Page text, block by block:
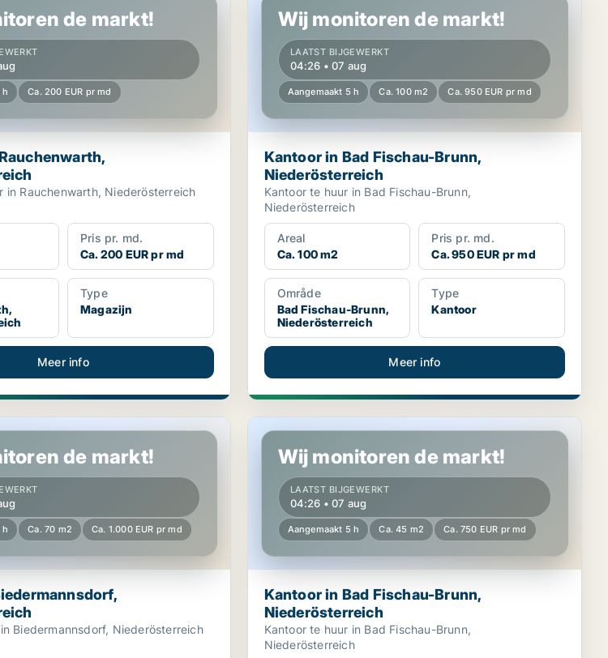
de markt!
h Ca. 200 EUR pr md
in Rauchenwarth, Niederösterreich
Pris pr. md.
Ca. 200 EUR pr md
Type
Magazijn
Meer info
Wij monitoren de markt!
LAATST BIJGEWERKT
04:26 • 07 aug
Aangemaakt 5 h Ca. 100 m2 Ca. 950 EUR pr md
Kantoor in Bad Fischau-Brunn,
Niederösterreich
Kantoor te huur in Bad Fischau-Brunn,
Niederösterreich
Areal
Ca. 100 m2
Pris pr. md.
Ca. 950 EUR pr md
Område
Bad Fischau-Brunn,
Niederösterreich
Type
Kantoor
Meer info
Niederösterreich
de markt!
h Ca. 70 m2 Ca. 1.000 EUR pr md
Biedermannsdorf, Niederösterreich
Kantoor in Bad Fischau-Brunn, Niederösterreich
Wij monitoren de markt!
LAATST BIJGEWERKT
04:26 • 07 aug
Aangemaakt 5 h Ca. 45 m2 Ca. 750 EUR pr md
Kantoor in Bad Fischau-Brunn,
Niederösterreich
Kantoor te huur in Bad Fischau-Brunn,
Niederösterreich